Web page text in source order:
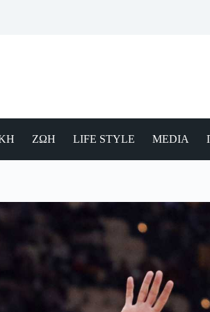
ΖΩΗ LIFE STYLE MEDIA